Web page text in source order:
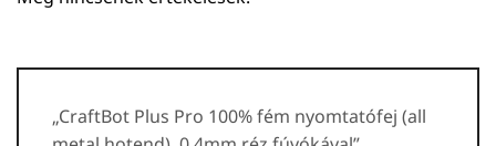
„CraftBot Plus Pro 100% fém nyomtatófej (all